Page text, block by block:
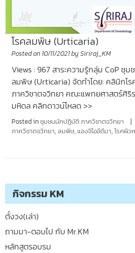
โรคลมพิษ (Urticaria)
Posted on 10/11/2021by Siriraj_KM
Views : 967 สาระความรู้กลุ่ม CoP ชุ
ลมพิษ (Urticaria) จัดทำโดย: คลินิกโร
ภาควิชาตจวิทยา คณะแพทยศาสตร์ศิริ
มหิดล คลิกดาวน์โหลด >>
Posted inชุมชนนักปฏิบัติ ภาควิชาตจวิทยา
ภาควิชาตจวิทยา, ลมพิษ, แองจิโออีดีมา, โรคผิว
กิจกรรม KM
ตั้งวง(เล่า)
ถามมา-ตอบไป กับ Mr.KM
หลักสูตรอบรม